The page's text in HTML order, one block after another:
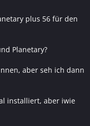
plus 56 für den
Planetary?
aber seh ich dann
installiert, aber iwie